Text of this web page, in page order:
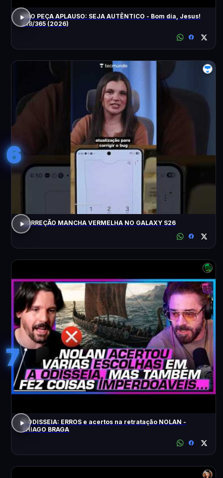
NÃO PEÇA APLAUSO: SEJA AUTÊNTICO - Bom dia, Jesus!
218/365 (2026)
6
CORREÇÃO MANCHA VERMELHA NO GALAXY S26
7
A ODISSEIA: ERROS e acertos na retratação NOLAN -
THIAGO BRAGA